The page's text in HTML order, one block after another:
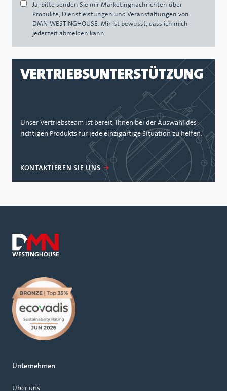
Ja, bitte senden Sie mir Marketingnachrichten über
Produkte, Dienstleistungen und Veranstaltungen von
DMN-WESTINGHOUSE. Mir ist bewusst, dass ich mich
jederzeit abmelden kann.
VERTRIEBSUNTERSTÜTZUNG
Unser Vertriebsteam ist bereit, Ihnen bei der Auswahl des
richtigen Produkts für jede einzigartige Situation zu helfen.
KONTAKTIEREN SIE UNS
Unternehmen
Über uns